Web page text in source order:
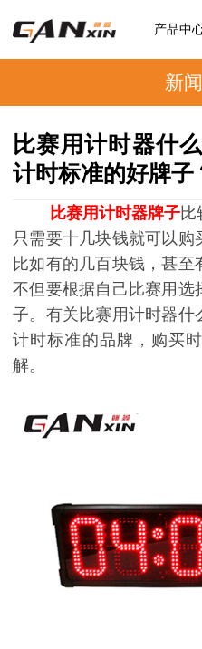
产品中
新
比赛用计时器什
计时标准的好牌子
比赛用计时器牌子比
只需要十几块钱就可以购
比如有的几百块钱，甚至
不但要根据自己比赛用选
子。有关比赛用计时器什
计时标准的品牌，购买
解。